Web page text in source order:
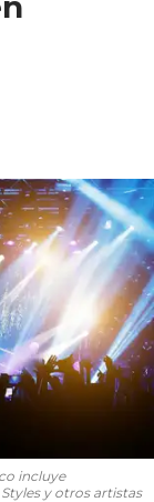
incluye
y otros artistas